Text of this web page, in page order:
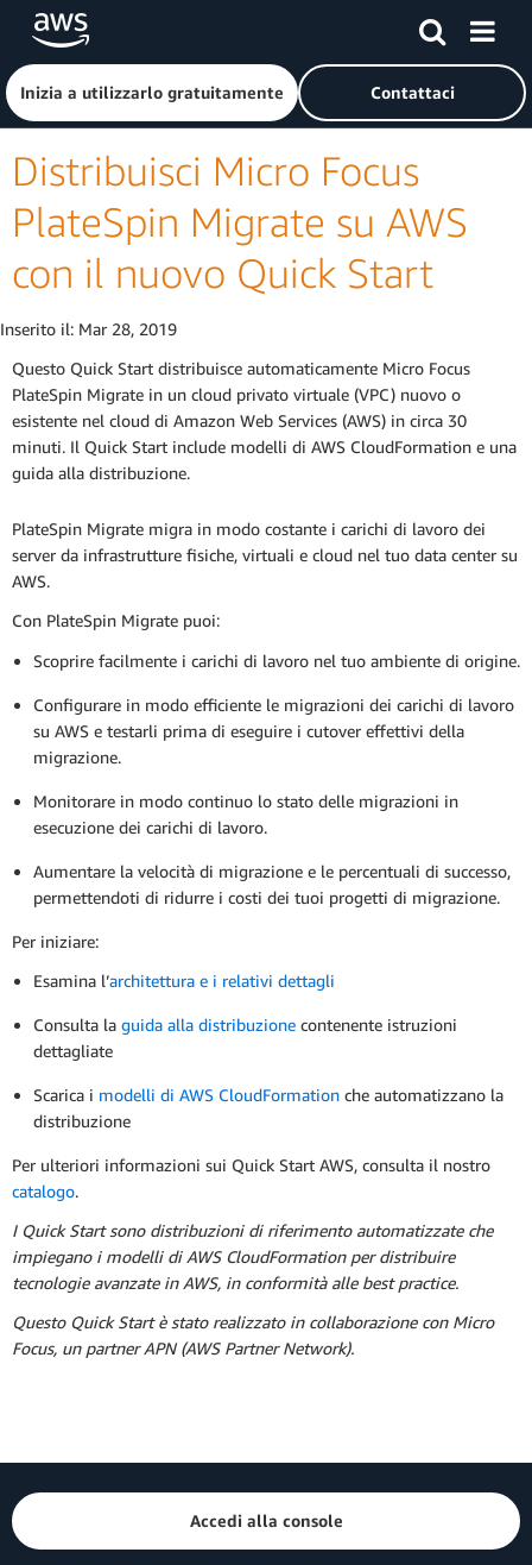
Passa al contenuto principale
Fai clic qui per tornare alla home page di Amazon Web
Inizia a utilizzarlo gratuitamente Contattaci
Distribuisci Micro Focus
PlateSpin Migrate su AWS
con il nuovo Quick Start
Inserito il: Mar 28, 2019
Questo Quick Start distribuisce automaticamente Micro Focus
PlateSpin Migrate in un cloud privato virtuale (VPC) nuovo o
esistente nel cloud di Amazon Web Services (AWS) in circa 30
minuti. Il Quick Start include modelli di AWS CloudFormation e una
guida alla distribuzione.
PlateSpin Migrate migra in modo costante i carichi di lavoro dei
server da infrastrutture fisiche, virtuali e cloud nel tuo data center su
AWS.
Con PlateSpin Migrate puoi:
Scoprire facilmente i carichi di lavoro nel tuo ambiente di origine.
Configurare in modo efficiente le migrazioni dei carichi di lavoro
su AWS e testarli prima di eseguire i cutover effettivi della
migrazione.
Monitorare in modo continuo lo stato delle migrazioni in
esecuzione dei carichi di lavoro.
Aumentare la velocità di migrazione e le percentuali di successo,
permettendoti di ridurre i costi dei tuoi progetti di migrazione.
Per iniziare:
Esamina l’architettura e i relativi dettagli
Consulta la guida alla distribuzione contenente istruzioni
dettagliate
Scarica i modelli di AWS CloudFormation che automatizzano la
distribuzione
Per ulteriori informazioni sui Quick Start AWS, consulta il nostro
catalogo.
I Quick Start sono distribuzioni di riferimento automatizzate che
impiegano i modelli di AWS CloudFormation per distribuire
tecnologie avanzate in AWS, in conformità alle best practice.
Questo Quick Start è stato realizzato in collaborazione con Micro
Focus, un partner APN (AWS Partner Network).
Accedi alla console